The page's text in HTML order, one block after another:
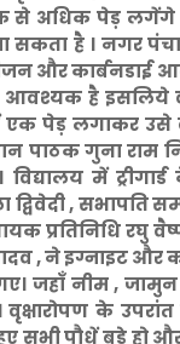
अधिक पेड़ लगेंगे ।
सकता है । नगर
और कार्बनडाई
है इसलिये
एक पेड़ लगाकर
पाठक गुना राम
विद्यालय में
, सभापति
प्रतिनिधि रघु
, ने इग्नाइट
जहाँ नीम ,
के उपरांत
सभी पौधें बड़े हो